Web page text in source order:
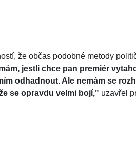
že občas podobné metody
jestli chce pan premiér
odhadnout. Ale nemám se
se opravdu velmi bojí," uzavřel